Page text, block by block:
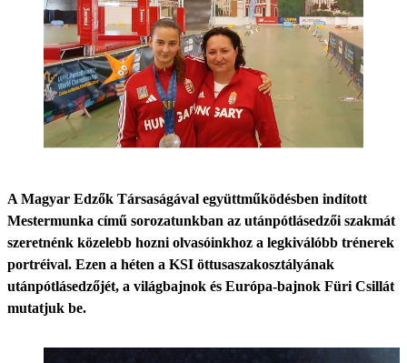
A Magyar Edzők Társaságával együttműködésben indított
Mestermunka című sorozatunkban az utánpótlásedzői szakmát
szeretnénk közelebb hozni olvasóinkhoz a legkiválóbb trénerek
portréival. Ezen a héten a KSI öttusaszakosztályának
utánpótlásedzőjét, a világbajnok és Európa-bajnok Füri Csillát
mutatjuk be.